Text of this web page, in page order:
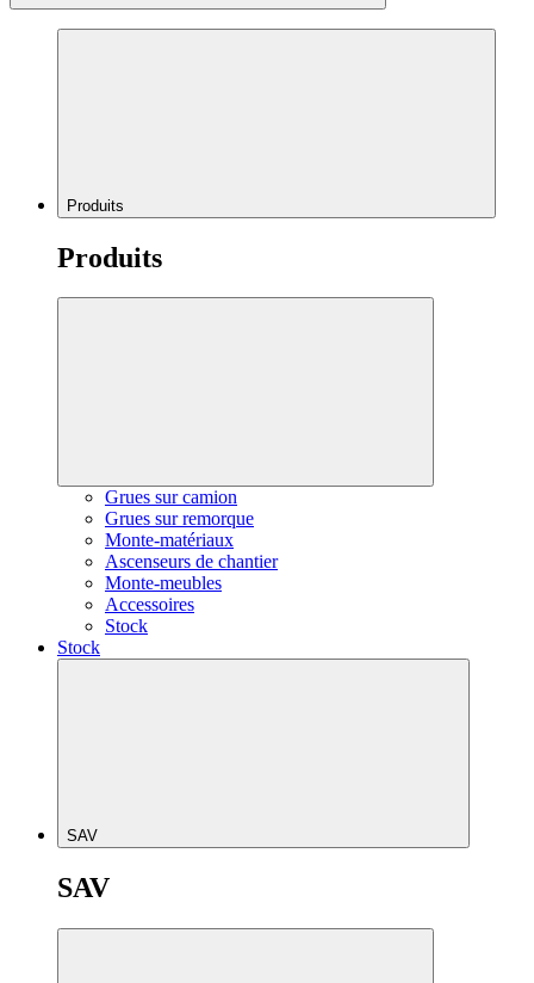
Produits
Produits
Grues sur camion
Grues sur remorque
Monte-matériaux
Ascenseurs de chantier
Monte-meubles
Accessoires
Stock
Stock
SAV
SAV